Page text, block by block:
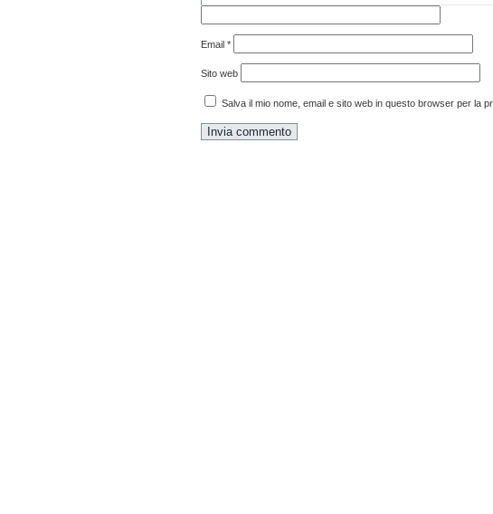
Email *
Sito web
Salva il mio nome, email e sito web in questo browser per la